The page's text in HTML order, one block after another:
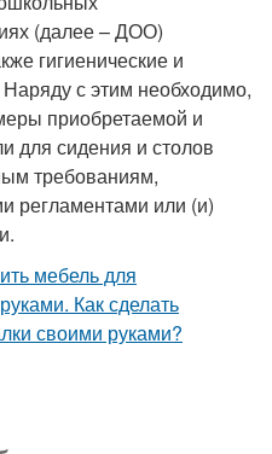
(далее – ДОО)
гигиенические и
с этим необходимо,
приобретаемой и
для сидения и столов
требованиям,
регламентами или (и)